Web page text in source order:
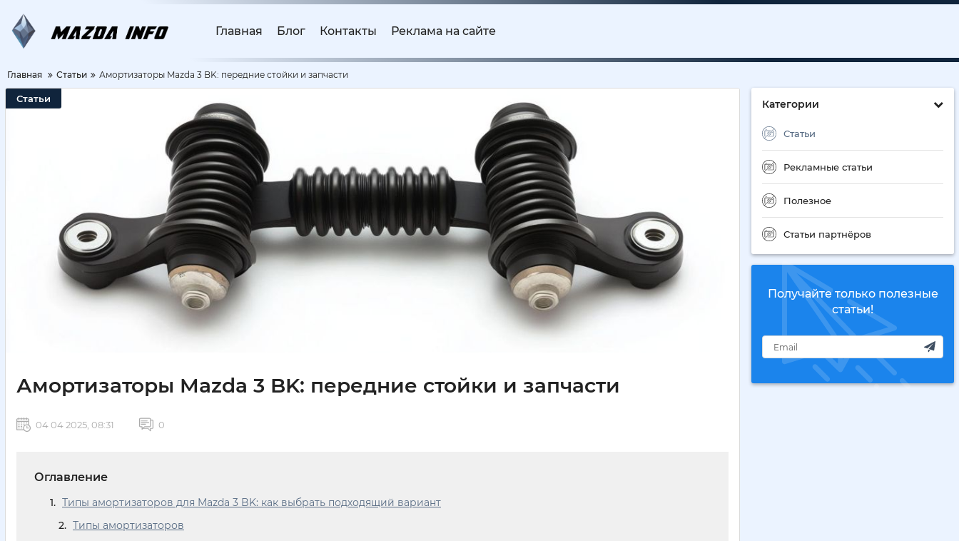
Главная Блог Контакты Реклама на сайте
Главная Статьи Амортизаторы Mazda 3 BK: передние стойки и запчасти
Категории
Статьи
Рекламные статьи
Полезное
Статьи партнёров
Получайте только полезные
статьи!
Статьи
Амортизаторы Mazda 3 BK: передние стойки и запчасти
04 04 2025, 08:31 0
Оглавление
Типы амортизаторов для Mazda 3 BK: как выбрать подходящий вариант
Типы амортизаторов